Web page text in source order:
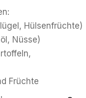
Hülsenfrüchte)
Nüsse)
Früchte